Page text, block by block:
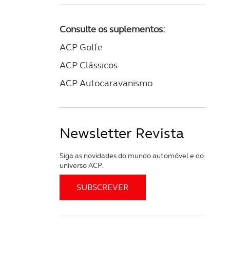
Consulte os suplementos:
ACP Golfe
ACP Clássicos
ACP Autocaravanismo
Newsletter Revista
Siga as novidades do mundo automóvel e do
universo ACP.